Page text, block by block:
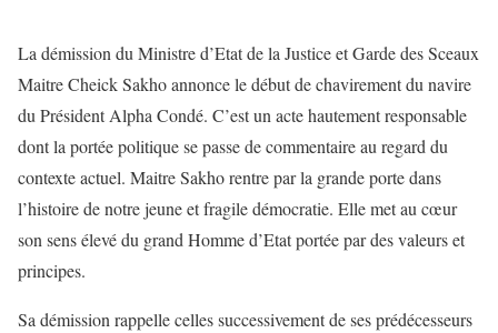
La démission du Ministre d’Etat de la Justice et Garde des Sceaux
Maitre Cheick Sakho annonce le début de chavirement du navire
du Président Alpha Condé. C’est un acte hautement responsable
dont la portée politique se passe de commentaire au regard du
contexte actuel. Maitre Sakho rentre par la grande porte dans
l’histoire de notre jeune et fragile démocratie. Elle met au cœur
son sens élevé du grand Homme d’Etat portée par des valeurs et
principes.
Sa démission rappelle celles successivement de ses prédécesseurs